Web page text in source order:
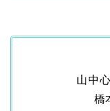
山中
橋